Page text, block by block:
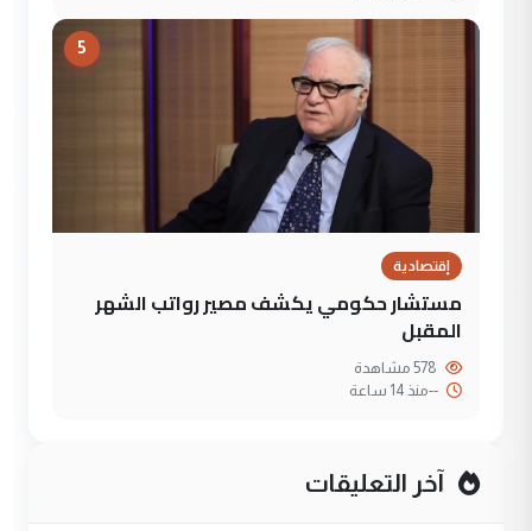
5
إقتصادية
مستشار حكومي يكشف مصير رواتب الشهر
المقبل
--منذ 14 ساعة
آخر التعليقات